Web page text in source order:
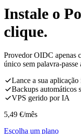
Instale o
clique.
Provedor OIDC apenas
único sem palavra-passe
Lance a sua aplicação
Backups automáticos
VPS gerido por IA
5,49 €/mês
Escolha um plano